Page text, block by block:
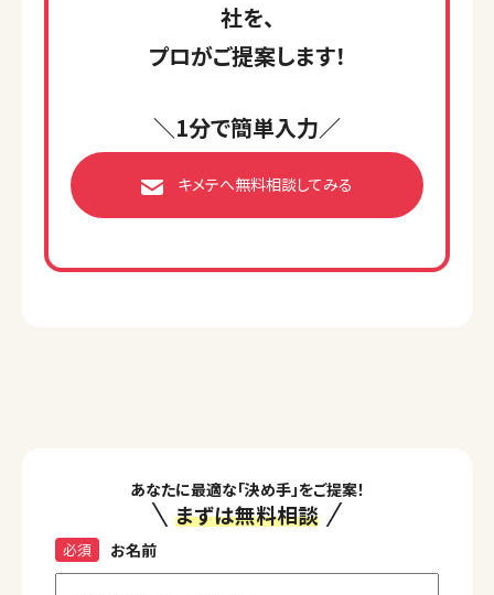
社を、
プロがご提案します！
＼1分で簡単入力／
キメテへ無料相談してみる
あなたに最適な「決め手」をご提案！
まずは無料相談
お名前
必須